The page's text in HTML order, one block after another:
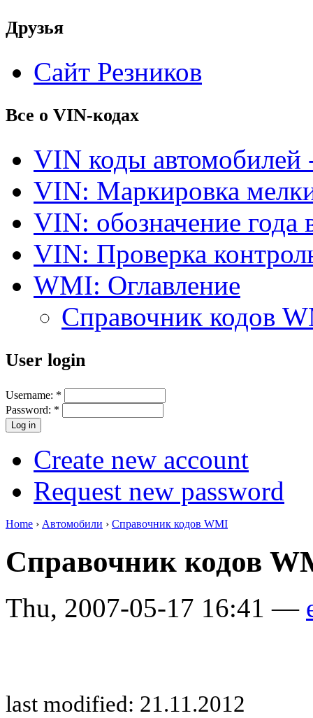
Друзья
Сайт Резников
Все о VIN-кодах
VIN коды автомобилей
VIN: Маркировка
VIN: обозначение года
VIN: Проверка
WMI: Оглавление
Справочник кодов
User login
Username: *
Password: *
Create new account
Request new password
Home › Автомобили › Справочник кодов WMI
Справочник кодов
Thu, 2007-05-17 16:41 —
last modified: 21.11.2012